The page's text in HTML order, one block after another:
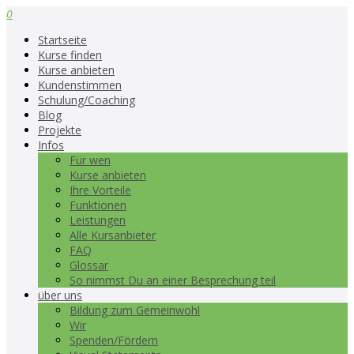
0
Startseite
Kurse finden
Kurse anbieten
Kundenstimmen
Schulung/Coaching
Blog
Projekte
Infos
Für wen
Kurse anbieten
Ihre Vorteile
Funktionen
Leistungen
Alle Kursanbieter
FAQ
Glossar
So nimmst Du an einer Besprechung teil
über uns
Bildung zum Gemeinwohl
Wir
Spenden/Fördern